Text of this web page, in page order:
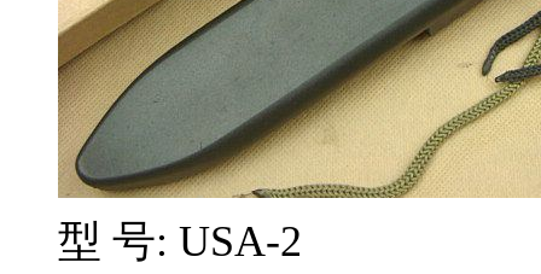
型 号: USA-2